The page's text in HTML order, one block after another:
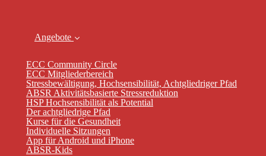
Angebote
ECC Community Circle
ECC Mitgliederbereich
Stressbewältigung, Hochsensibilität, Achtgliedriger Pfad
ABSR Aktivitätsbasierte Stressreduktion
HSP Hochsensibilität als Potential
Der achtgliedrige Pfad
Kurse für die Gesundheit
Individuelle Sitzungen
App für Android und iPhone
ABSR-Kids